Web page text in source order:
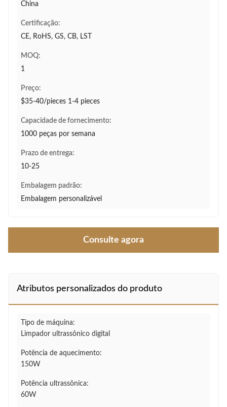
China
Certificação:
CE, RoHS, GS, CB, LST
MOQ:
1
Preço:
$35-40/pieces 1-4 pieces
Capacidade de fornecimento:
1000 peças por semana
Prazo de entrega:
10-25
Embalagem padrão:
Embalagem personalizável
Consulte agora
Atributos personalizados do produto
Tipo de máquina:
Limpador ultrassônico digital
Potência de aquecimento:
150W
Potência ultrassônica:
60W